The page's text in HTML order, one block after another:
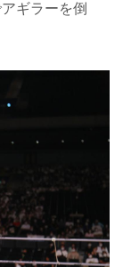
ギラーを倒